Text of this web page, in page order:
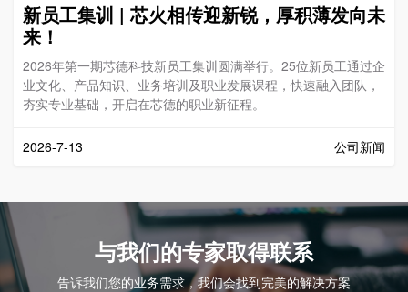
新员工集训 | 芯火相传迎新锐，厚积薄发向未
来！
2026年第一期芯德科技新员工集训圆满举行。25位新员工通过企
业文化、产品知识、业务培训及职业发展课程，快速融入团队，
夯实专业基础，开启在芯德的职业新征程。
2026-7-13 公司新闻
与我们的专家取得联系
告诉我们您的业务需求，我们会找到完美的解决方案